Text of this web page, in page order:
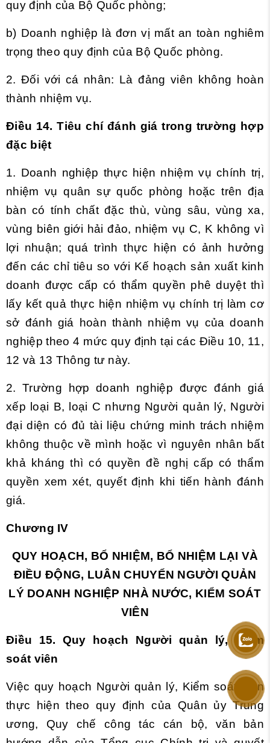
quy định của Bộ Quốc phòng;
b) Doanh nghiệp là đơn vị mất an toàn nghiêm
trọng theo quy định của Bộ Quốc phòng.
2. Đối với cá nhân: Là đảng viên không hoàn
thành nhiệm vụ.
Điều 14. Tiêu chí đánh giá trong trường hợp
đặc biệt
1. Doanh nghiệp thực hiện nhiệm vụ chính trị,
nhiệm vụ quân sự quốc phòng hoặc trên địa
bàn có tính chất đặc thù, vùng sâu, vùng xa,
vùng biên giới hải đảo, nhiệm vụ C, K không vì
lợi nhuận; quá trình thực hiện có ảnh hưởng
đến các chỉ tiêu so với Kế hoạch sản xuất kinh
doanh được cấp có thẩm quyền phê duyệt thì
lấy kết quả thực hiện nhiệm vụ chính trị làm cơ
sở đánh giá hoàn thành nhiệm vụ của doanh
nghiệp theo 4 mức quy định tại các Điều 10, 11,
12 và 13 Thông tư này.
2. Trường hợp doanh nghiệp được đánh giá
xếp loại B, loại C nhưng Người quản lý, Người
đại diện có đủ tài liệu chứng minh trách nhiệm
không thuộc về mình hoặc vì nguyên nhân bất
khả kháng thì có quyền đề nghị cấp có thẩm
quyền xem xét, quyết định khi tiến hành đánh
giá.
Chương IV
QUY HOẠCH, BỔ NHIỆM, BỔ NHIỆM LẠI VÀ
ĐIỀU ĐỘNG, LUÂN CHUYỂN NGƯỜI QUẢN
LÝ DOANH NGHIỆP NHÀ NƯỚC, KIỂM SOÁT
VIÊN
Điều 15. Quy hoạch Người quản lý, Kiểm
soát viên
Việc quy hoạch Người quản lý, Kiểm soát viên
thực hiện theo quy định của Quân ủy Trung
ương, Quy chế công tác cán bộ, văn bản